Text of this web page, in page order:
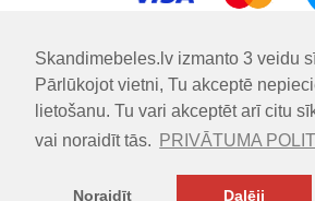
Skandimebeles.lv izmanto 3 veidu
Pārlūkojot vietni, Tu akceptē
lietošanu. Tu vari akceptēt arī citu
vai noraidīt tās.
PRIVĀTUMA
Noraidīt
Daļēji